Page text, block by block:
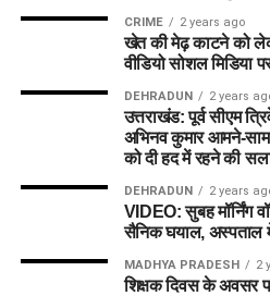
CRIME 2 years ago
खेत की मेढ़ काटने को
वीडियो सोशल मिडिया
DEHRADUN 2 years
उत्तराखंड: पूर्व सीएम
अभिनव कुमार आमने-
को दी हद में रहने की
DEHRADUN 2 years
VIDEO: सुबह मॉर्निंग
सैनिक घयाल, अस्पताल में
MADHYA PRADESH 2
शिक्षक दिवस के अवसर